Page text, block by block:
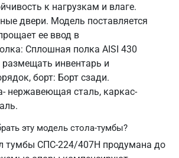
к нагрузкам и влаге.
двери. Модель поставляется
ее ввод в
Сплошная полка AISI 430
инвентарь и
борт: Борт сзади.
нержавеющая сталь, каркас-
эту модель стола-тумбы?
тумбы СПС-224/407Н продумана до